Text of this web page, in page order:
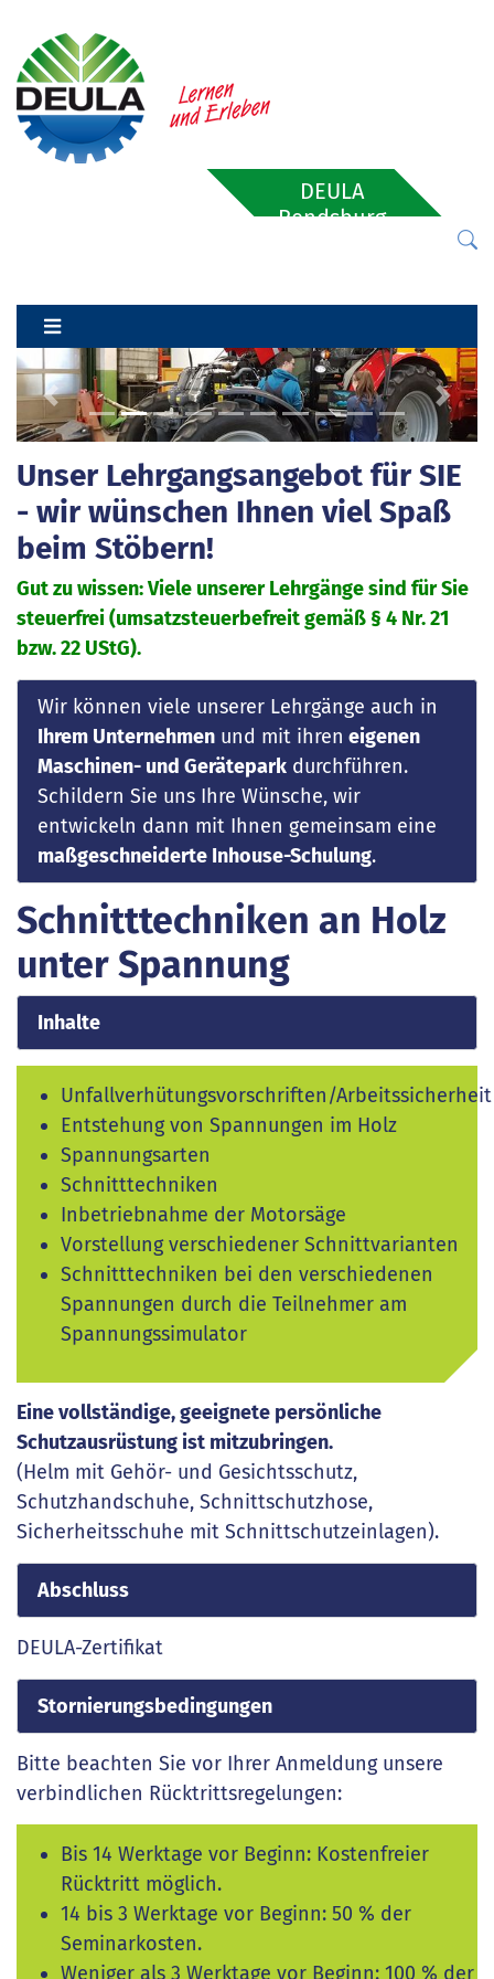
DEULA
Rendsburg
Previous Next
Unser Lehrgangsangebot für SIE
- wir wünschen Ihnen viel Spaß
beim Stöbern!
Gut zu wissen: Viele unserer Lehrgänge sind für Sie
steuerfrei (umsatzsteuerbefreit gemäß § 4 Nr. 21
bzw. 22 UStG).
Wir können viele unserer Lehrgänge auch in
Ihrem Unternehmenund mit ihren eigenen
Maschinen- und Geräteparkdurchführen.
Schildern Sie uns Ihre Wünsche, wir
entwickeln dann mit Ihnen gemeinsam eine
maßgeschneiderte Inhouse-Schulung.
Schnitttechniken an Holz
unter Spannung
Inhalte
Unfallverhütungsvorschriften/Arbeitssicherheit
Entstehung von Spannungen im Holz
Spannungsarten
Schnitttechniken
Inbetriebnahme der Motorsäge
Vorstellung verschiedener Schnittvarianten
Schnitttechniken bei den verschiedenen
Spannungen durch die Teilnehmer am
Spannungssimulator
Eine vollständige, geeignete persönliche
Schutzausrüstung ist mitzubringen.
(Helm mit Gehör- und Gesichtsschutz,
Schutzhandschuhe, Schnittschutzhose,
Sicherheitsschuhe mit Schnittschutzeinlagen).
Abschluss
DEULA-Zertifikat
Stornierungsbedingungen
Bitte beachten Sie vor Ihrer Anmeldung unsere
verbindlichen Rücktrittsregelungen:
Bis 14 Werktage vor Beginn: Kostenfreier
Rücktritt möglich.
14 bis 3 Werktage vor Beginn: 50 % der
Seminarkosten.
Weniger als 3 Werktage vor Beginn: 100 % der